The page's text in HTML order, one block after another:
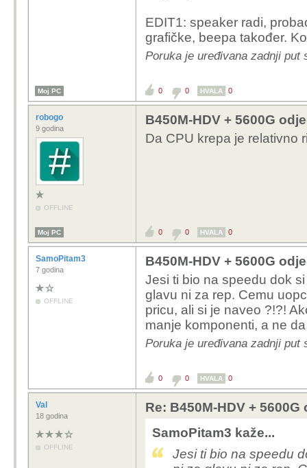
EDIT1: speaker radi,
grafičke, beepa također.
Poruka je uređivana zadnji put
Moj PC 0 0 HVALA 0
robogo
9 godina
OFFLINE
B450M-HDV + 5600G
Da CPU krepa je relativno
Moj PC 0 0 HVALA 0
SamoPitam3
7 godina
OFFLINE
B450M-HDV + 5600G
Jesi ti bio na speedu dok
glavu ni za rep. Cemu
pricu, ali si je naveo ?!?!
manje komponenti, a ne
Poruka je uređivana zadnji put
0 0 HVALA 0
Val
18 godina
OFFLINE
Re: B450M-HDV +
SamoPitam3 kaže...
Jesi ti bio na speedu